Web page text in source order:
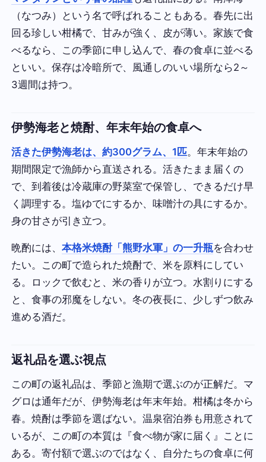
（なつみ）という名で呼ばれることもある。春先に出
回る珍しい柑橘で、甘みが強く、皮が薄い。家族で食
べるなら、この季節に申し込んで、春の食卓に並べる
といい。保存は冷暗所で、風通しのいい場所なら2～
3週間は持つ。
伊勢海老と焼酎、年末年始の食卓へ
活きた伊勢海老は、約300グラム、1匹。年末年始の
期間限定で漁師から直送される。活きたまま届くの
で、到着後は冷蔵庫の野菜室で保管し、できるだけ早
く調理する。塩ゆでにするか、味噌汁の具にするか。
身の甘さが引き立つ。
晩酌には、本格米焼酎「熊野水軍」の一升瓶を合わせ
たい。この町で造られた焼酎で、米を原料にしてい
る。ロックで飲むと、米の香りが立つ。水割りにする
と、食事の邪魔をしない。冬の夜長に、少しずつ飲み
進める酒だ。
返礼品を選ぶ視点
この町の返礼品は、季節と漁期で選ぶのが正解だ。マ
グロは通年だが、伊勢海老は年末年始。柑橘は冬から
春。焼酎は季節を選ばない。温泉宿泊券も用意されて
いるが、この町の本質は『食べ物が家に届く』ことに
ある。寄付額で選ぶのではなく、自分たちの食卓に何